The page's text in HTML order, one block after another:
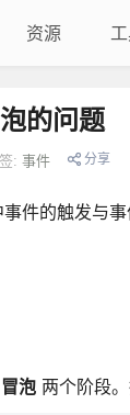
资源
的问题
: 事件 分享
件的触发与事
冒泡两个阶段。